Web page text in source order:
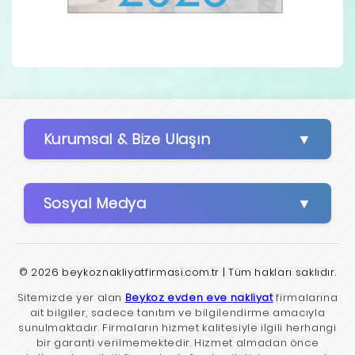
Kurumsal & Bize Ulaşın
Sosyal Medya
© 2026 beykoznakliyatfirmasi.com.tr | Tüm hakları saklıdır.
Sitemizde yer alan Beykoz evden eve nakliyatfirmalarına
ait bilgiler, sadece tanıtım ve bilgilendirme amacıyla
sunulmaktadır. Firmaların hizmet kalitesiyle ilgili herhangi
bir garanti verilmemektedir. Hizmet almadan önce